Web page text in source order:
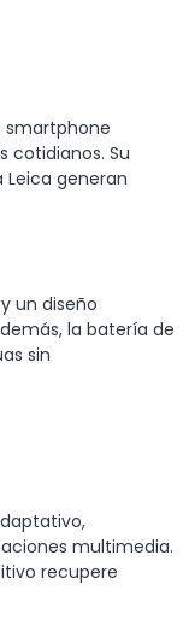
smartphone
cotidianos. Su
Leica generan
un diseño
la batería de
sin
multimedia.
recupere